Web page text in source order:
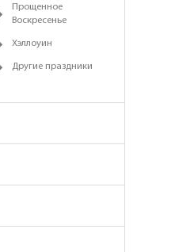
Прощенное
Воскресенье
Хэллоуин
Другие праздники